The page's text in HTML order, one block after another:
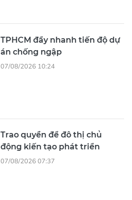
TPHCM đẩy nhanh tiến độ dự
án chống ngập
07/08/2026 10:24
Trao quyền để đô thị chủ
động kiến tạo phát triển
07/08/2026 07:37